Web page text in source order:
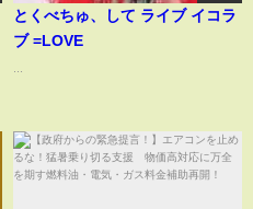
とくべちゅ、して ライブ イコラ
ブ =LOVE